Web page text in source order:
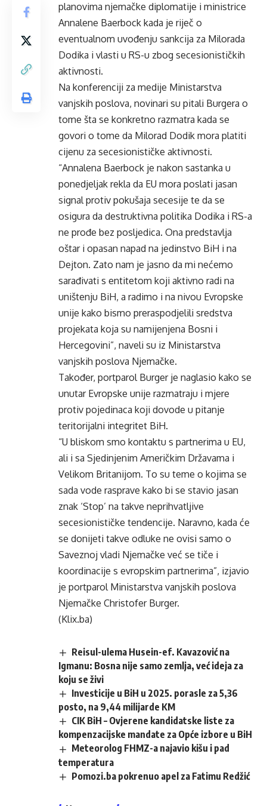
planovima njemačke diplomatije i ministrice
Annalene Baerbock kada je riječ o
eventualnom uvođenju sankcija za Milorada
Dodika i vlasti u RS-u zbog secesionističkih
aktivnosti.
Na konferenciji za medije Ministarstva
vanjskih poslova, novinari su pitali Burgera o
tome šta se konkretno razmatra kada se
govori o tome da Milorad Dodik mora platiti
cijenu za secesionističke aktivnosti.
“Annalena Baerbock je nakon sastanka u
ponedjeljak rekla da EU mora poslati jasan
signal protiv pokušaja secesije te da se
osigura da destruktivna politika Dodika i RS-a
ne prođe bez posljedica. Ona predstavlja
oštar i opasan napad na jedinstvo BiH i na
Dejton. Zato nam je jasno da mi nećemo
sarađivati s entitetom koji aktivno radi na
uništenju BiH, a radimo i na nivou Evropske
unije kako bismo preraspodjelili sredstva
projekata koja su namijenjena Bosni i
Hercegovini”, naveli su iz Ministarstva
vanjskih poslova Njemačke.
Također, portparol Burger je naglasio kako se
unutar Evropske unije razmatraju i mjere
protiv pojedinaca koji dovode u pitanje
teritorijalni integritet BiH.
“U bliskom smo kontaktu s partnerima u EU,
ali i sa Sjedinjenim Američkim Državama i
Velikom Britanijom. To su teme o kojima se
sada vode rasprave kako bi se stavio jasan
znak ‘Stop’ na takve neprihvatljive
secesionističke tendencije. Naravno, kada će
se donijeti takve odluke ne ovisi samo o
Saveznoj vladi Njemačke već se tiče i
koordinacije s evropskim partnerima”, izjavio
je portparol Ministarstva vanjskih poslova
Njemačke Christofer Burger.
(Klix.ba)
Reisul-ulema Husein-ef. Kavazović na
Igmanu: Bosna nije samo zemlja, već ideja za
koju se živi
Investicije u BiH u 2025. porasle za 5,36
posto, na 9,44 milijarde KM
CIK BiH – Ovjerene kandidatske liste za
kompenzacijske mandate za Opće izbore u BiH
Meteorolog FHMZ-a najavio kišu i pad
temperatura
Pomozi.ba pokrenuo apel za Fatimu Redžić